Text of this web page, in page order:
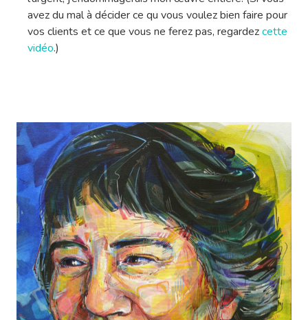
avez du mal à décider ce qu vous voulez bien faire pour
vos clients et ce que vous ne ferez pas, regardezcette
vidéo.)